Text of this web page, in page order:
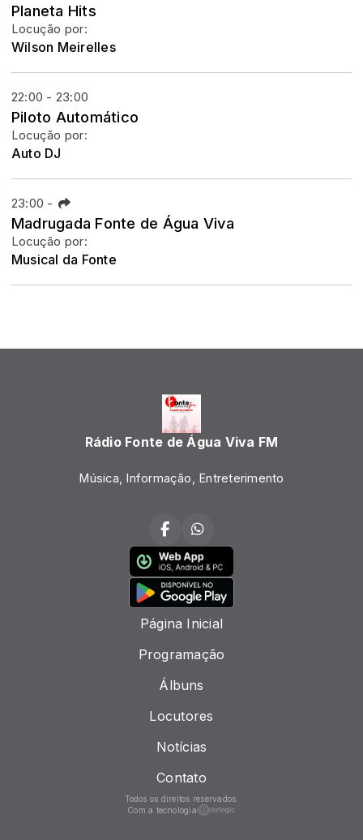
Planeta Hits
Locução por:
Wilson Meirelles
22:00 - 23:00
Piloto Automático
Locução por:
Auto DJ
23:00 -
Madrugada Fonte de Água Viva
Locução por:
Musical da Fonte
Rádio Fonte de Água Viva FM
Música, Informação, Entreterimento
Página Inicial
Programação
Álbuns
Locutores
Notícias
Contato
Todos os direitos reservados.
Com a tecnologia